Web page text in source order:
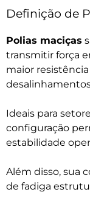
Definição de
Polias maciças
transmitir força
maior
Ideais para
configuração
estabilidade
Além disso, sua
de fadiga